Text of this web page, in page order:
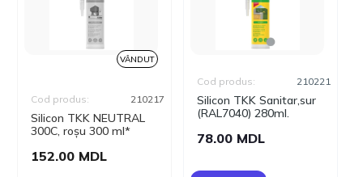
VÂNDUT
Silicon TKK NEUTRAL
300C, roșu 300 ml*
Cod produs: 210217
152.00 MDL
Silicon TKK Sanitar,sur
(RAL7040) 280ml.
Cod produs: 210221
78.00 MDL